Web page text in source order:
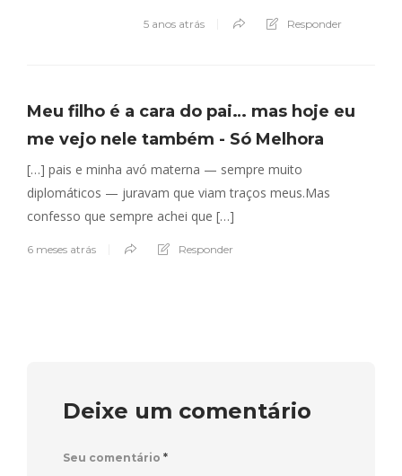
5 anos atrás Responder
Meu filho é a cara do pai… mas hoje eu
me vejo nele também - Só Melhora
[…] pais e minha avó materna — sempre muito
diplomáticos — juravam que viam traços meus.Mas
confesso que sempre achei que […]
6 meses atrás Responder
Deixe um comentário
Seu comentário *